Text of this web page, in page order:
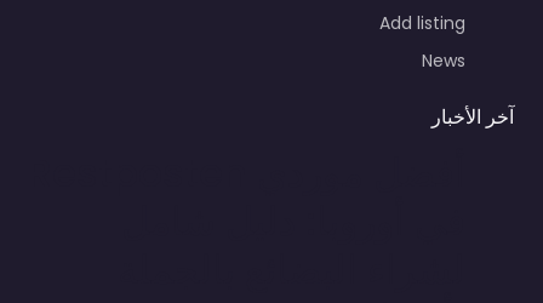
Add listing
News
آخر الأخبار